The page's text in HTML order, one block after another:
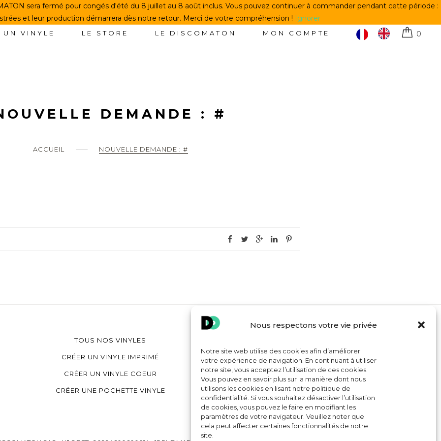
Nous respectons votre vie privée
Notre site web utilise des cookies afin d’améliorer
votre expérience de navigation. En continuant à utiliser
notre site, vous acceptez l’utilisation de ces cookies.
Vous pouvez en savoir plus sur la manière dont nous
utilisons les cookies en lisant notre politique de
confidentialité. Si vous souhaitez désactiver l’utilisation
de cookies, vous pouvez le faire en modifiant les
paramètres de votre navigateur. Veuillez noter que
cela peut affecter certaines fonctionnalités de notre
site.
0
UN VINYLE LE STORE LE DISCOMATON MON COMPTE
ACCUEIL NOUVELLE DEMANDE : #
DEMANDE : #
TOUS NOS VINYLES
CRÉER UN VINYLE IMPRIMÉ
CRÉER UN VINYLE COEUR
CRÉER UNE POCHETTE VINYLE
CONTACT
CONDITIONS GÉNÉRALES DE VENTE
POLITIQUE DE COOKIES
sera fermé pour congés d'été du 8 juillet au 8 août inclus. Vous pouvez continuer à commander pendant cette période :
et leur production démarrera dès notre retour. Merci de votre compréhension ! Ignorer